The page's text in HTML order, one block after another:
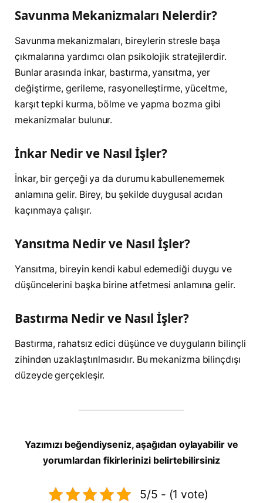
Savunma Mekanizmaları Nelerdir?
Savunma mekanizmaları, bireylerin stresle başa
çıkmalarına yardımcı olan psikolojik stratejilerdir.
Bunlar arasında inkar, bastırma, yansıtma, yer
değiştirme, gerileme, rasyonelleştirme, yüceltme,
karşıt tepki kurma, bölme ve yapma bozma gibi
mekanizmalar bulunur.
İnkar Nedir ve Nasıl İşler?
İnkar, bir gerçeği ya da durumu kabullenememek
anlamına gelir. Birey, bu şekilde duygusal acıdan
kaçınmaya çalışır.
Yansıtma Nedir ve Nasıl İşler?
Yansıtma, bireyin kendi kabul edemediği duygu ve
düşüncelerini başka birine atfetmesi anlamına gelir.
Bastırma Nedir ve Nasıl İşler?
Bastırma, rahatsız edici düşünce ve duyguların bilinçli
zihinden uzaklaştırılmasıdır. Bu mekanizma bilinçdışı
düzeyde gerçekleşir.
Yazımızı beğendiyseniz, aşağıdan oylayabilir ve
yorumlardan fikirlerinizi belirtebilirsiniz
5/5 - (1 vote)